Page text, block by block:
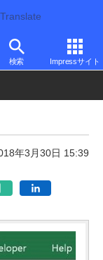
Translate
検索 Impressサイト
アップデート
年3月30日 15:39